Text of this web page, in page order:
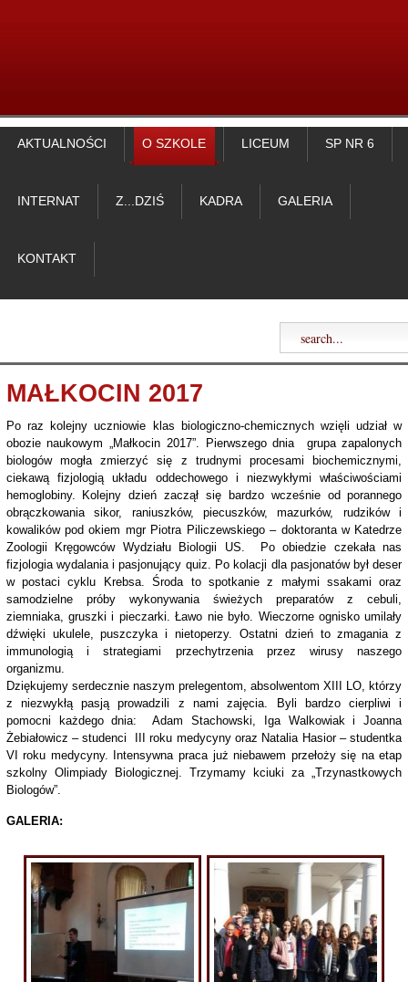
AKTUALNOŚCI O SZKOLE LICEUM SP NR 6
INTERNAT Z...DZIŚ KADRA GALERIA
KONTAKT
MAŁKOCIN 2017
Po raz kolejny uczniowie klas biologiczno-chemicznych wzięli udział w
obozie naukowym „Małkocin 2017”. Pierwszego dnia grupa zapalonych
biologów mogła zmierzyć się z trudnymi procesami biochemicznymi,
ciekawą fizjologią układu oddechowego i niezwykłymi właściwościami
hemoglobiny. Kolejny dzień zaczął się bardzo wcześnie od porannego
obrączkowania sikor, raniuszków, piecuszków, mazurków, rudzików i
kowalików pod okiem mgr Piotra Piliczewskiego – doktoranta w Katedrze
Zoologii Kręgowców Wydziału Biologii US. Po obiedzie czekała nas
fizjologia wydalania i pasjonujący quiz. Po kolacji dla pasjonatów był deser
w postaci cyklu Krebsa. Środa to spotkanie z małymi ssakami oraz
samodzielne próby wykonywania świeżych preparatów z cebuli,
ziemniaka, gruszki i pieczarki. Ławo nie było. Wieczorne ognisko umilały
dźwięki ukulele, puszczyka i nietoperzy. Ostatni dzień to zmagania z
immunologią i strategiami przechytrzenia przez wirusy naszego
organizmu.
Dziękujemy serdecznie naszym prelegentom, absolwentom XIII LO, którzy
z niezwykłą pasją prowadzili z nami zajęcia. Byli bardzo cierpliwi i
pomocni każdego dnia: Adam Stachowski, Iga Walkowiak i Joanna
Żebiałowicz – studenci III roku medycyny oraz Natalia Hasior – studentka
VI roku medycyny. Intensywna praca już niebawem przełoży się na etap
szkolny Olimpiady Biologicznej. Trzymamy kciuki za „Trzynastkowych
Biologów”.
GALERIA: